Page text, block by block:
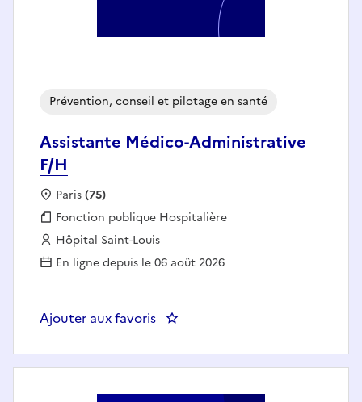
Assistante Médico-Administrative
F/H
Prévention, conseil et pilotage en santé
Localisation :
Paris(75)
Fonction publique :
Fonction publique Hospitalière
Employeur :
Hôpital Saint-Louis
En ligne depuis le 06 août 2026
Ajouter aux favoris : Assistante Médico-